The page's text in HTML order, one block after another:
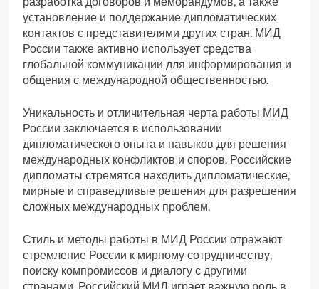
установление и поддержание дипломатических
контактов с представителями других стран. МИД
России также активно использует средства
глобальной коммуникации для информирования и
общения с международной общественностью.
Уникальность и отличительная черта работы МИД
России заключается в использовании
дипломатического опыта и навыков для решения
международных конфликтов и споров. Российские
дипломаты стремятся находить дипломатические,
мирные и справедливые решения для разрешения
сложных международных проблем.
Стиль и методы работы в МИД России отражают
стремление России к мирному сотрудничеству,
поиску компромиссов и диалогу с другими
странами. Российский МИД играет важную роль в